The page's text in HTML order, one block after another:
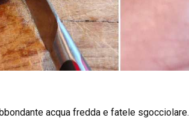
acqua fredda e fatele sgocciolare.